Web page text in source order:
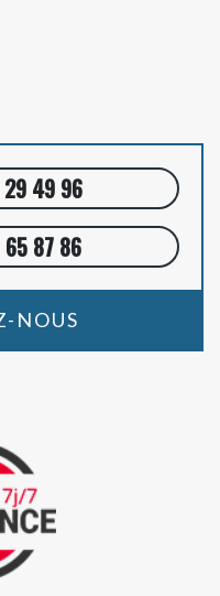
49 96
87 86
NOUS